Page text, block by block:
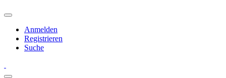
Anmelden
Registrieren
Suche